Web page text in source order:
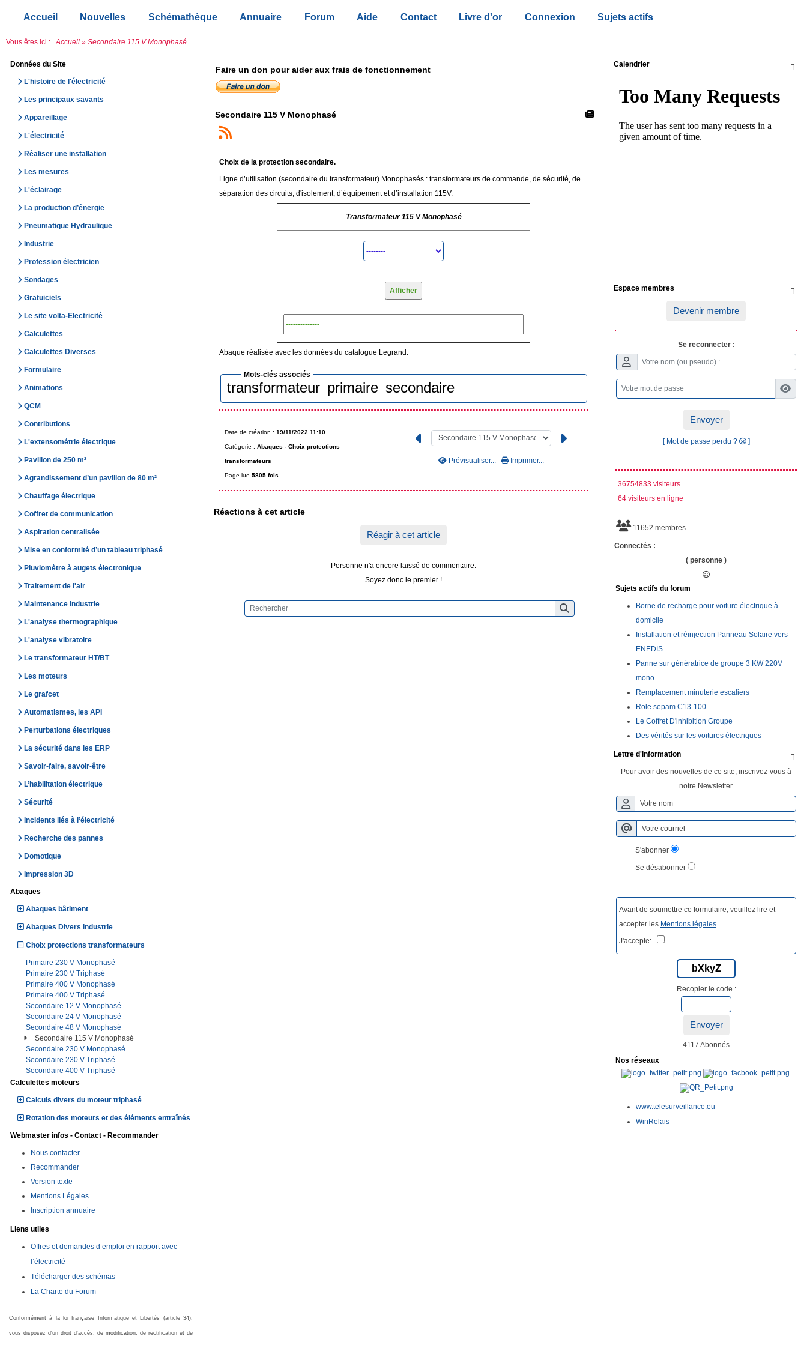
Accueil Nouvelles Schémathèque Annuaire Forum Aide Contact Livre d'or Connexion Sujets actifs
Vous êtes ici : Accueil » Secondaire 115 V Monophasé
Données du Site
L'histoire de l'électricité
Les principaux savants
Appareillage
L'électricité
Réaliser une installation
Les mesures
L'éclairage
La production d’énergie
Pneumatique Hydraulique
Industrie
Profession électricien
Sondages
Gratuiciels
Le site volta-Electricité
Calculettes
Calculettes Diverses
Formulaire
Animations
QCM
Contributions
L'extensométrie électrique
Pavillon de 250 m²
Agrandissement d’un pavillon de 80 m²
Chauffage électrique
Coffret de communication
Aspiration centralisée
Mise en conformité d’un tableau triphasé
Pluviomètre à augets électronique
Traitement de l'air
Maintenance industrie
L'analyse thermographique
L'analyse vibratoire
Le transformateur HT/BT
Les moteurs
Le grafcet
Automatismes, les API
Perturbations électriques
La sécurité dans les ERP
Savoir-faire, savoir-être
L’habilitation électrique
Sécurité
Incidents liés à l’électricité
Recherche des pannes
Domotique
Impression 3D
Abaques
Abaques bâtiment
Abaques Divers industrie
Choix protections transformateurs
Primaire 230 V Monophasé
Primaire 230 V Triphasé
Primaire 400 V Monophasé
Primaire 400 V Triphasé
Secondaire 12 V Monophasé
Secondaire 24 V Monophasé
Secondaire 48 V Monophasé
Secondaire 115 V Monophasé
Secondaire 230 V Monophasé
Secondaire 230 V Triphasé
Secondaire 400 V Triphasé
Calculettes moteurs
Calculs divers du moteur triphasé
Rotation des moteurs et des éléments entraînés
Webmaster infos - Contact - Recommander
Nous contacter
Recommander
Version texte
Mentions Légales
Inscription annuaire
Liens utiles
Offres et demandes d’emploi en rapport avec
l’électricité
Télécharger des schémas
La Charte du Forum
Conformément à la loi française Informatique et Libertés (article 34),
vous disposez d'un droit d'accès, de modification, de rectification et de
Faire un don pour aider aux frais de fonctionnement
Secondaire 115 V Monophasé
Choix de la protection secondaire.
Ligne d’utilisation (secondaire du transformateur) Monophasés : transformateurs de commande, de sécurité, de
séparation des circuits, d'isolement, d’équipement et d’installation 115V.
Transformateur 115 V Monophasé
Abaque réalisée avec les données du catalogue Legrand.
Mots-clés associés
transformateur primaire secondaire
Date de création : 19/11/2022 11:10
Catégorie : Abaques - Choix protections
transformateurs
Page lue 5805 fois
Prévisualiser... Imprimer...
Réactions à cet article
Réagir à cet article
Personne n'a encore laissé de commentaire.
Soyez donc le premier !

Calendrier

Espace membres
Devenir membre
Se reconnecter :
Envoyer
[ Mot de passe perdu ? ]
36754833 visiteurs
64 visiteurs en ligne
11652 membres
Connectés :
( personne )
Sujets actifs du forum
Borne de recharge pour voiture électrique à
domicile
Installation et réinjection Panneau Solaire vers
ENEDIS
Panne sur génératrice de groupe 3 KW 220V
mono.
Remplacement minuterie escaliers
Role sepam C13-100
Le Coffret D'inhibition Groupe
Des vérités sur les voitures électriques

Lettre d'information
Pour avoir des nouvelles de ce site, inscrivez-vous à
notre Newsletter.
S'abonner
Se désabonner
Avant de soumettre ce formulaire, veuillez lire et
accepter les Mentions légales
J'accepte:
bXkyZ
Recopier le code :
Envoyer
4117 Abonnés
Nos réseaux
www.telesurveillance.eu
WinRelais